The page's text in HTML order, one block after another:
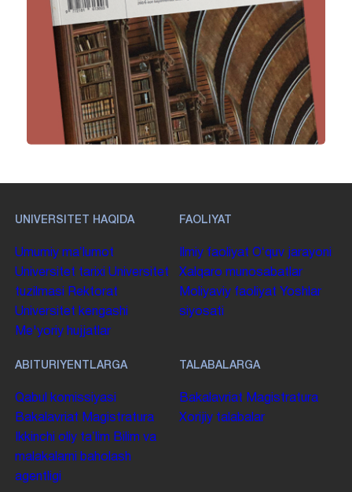
UNIVERSITET HAQIDA
Umumiy maʼlumot
Universitet tarixi Universitet
tuzilmasi
Rektorat
Universitet kengashi
Me'yoriy hujjatlar
FAOLIYAT
Ilmiy faoliyat Oʻquv jarayoni
Xalqaro munosabatlar
Moliyaviy faoliyat Yoshlar
siyosati
ABITURIYENTLARGA
Qabul komissiyasi
Bakalavriat Magistratura
Ikkinchi oliy taʼlim Bilim va
malakalarni baholash
agentligi
TALABALARGA
Bakalavriat Magistratura
Xorijiy talabalar